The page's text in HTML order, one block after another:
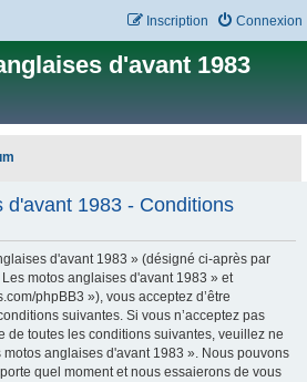
Connexion
Inscription
d'avant 1983
d'avant 1983 - Conditions
d'avant 1983 » (désigné ci-après par
motos anglaises d'avant 1983 » et
phpBB3 »), vous acceptez d’être
suivantes. Si vous n’acceptez pas
de toutes les conditions suivantes, veuillez ne
anglaises d'avant 1983 ». Nous pouvons
quel moment et nous essaierons de vous